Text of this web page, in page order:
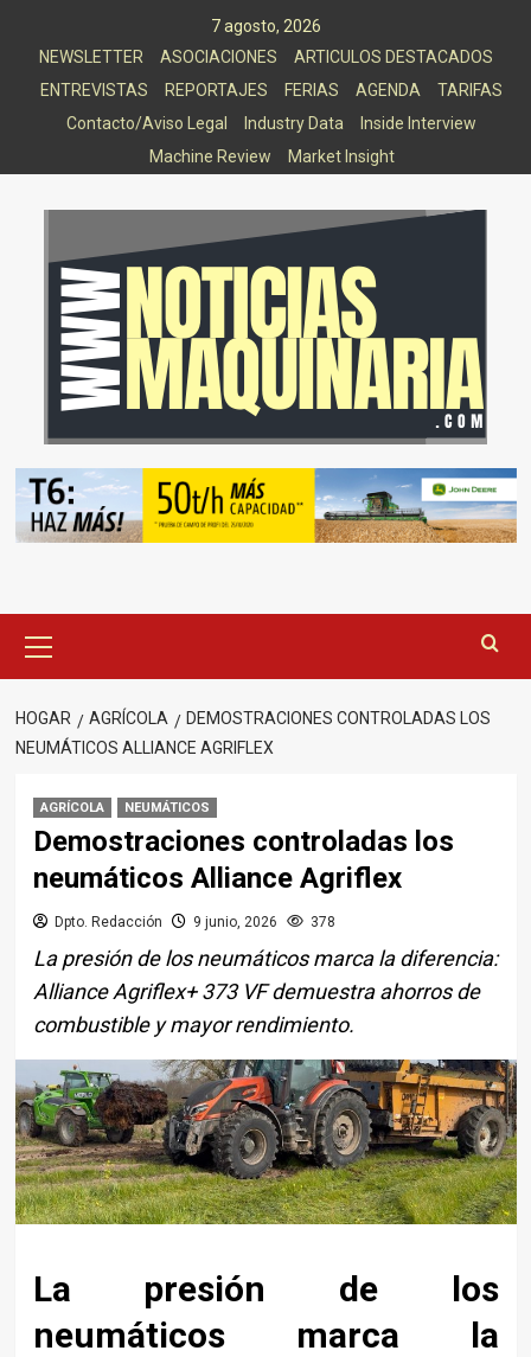
7 agosto, 2026
NEWSLETTER
ASOCIACIONES
ARTICULOS DESTACADOS
ENTREVISTAS
REPORTAJES FERIAS AGENDA
TARIFAS
Contacto/Aviso Legal
Industry Data
Inside Interview
Machine Review
Market Insight
principal
HOGAR AGRÍCOLA
DEMOSTRACIONES CONTROLADAS LOS
NEUMÁTICOS ALLIANCE AGRIFLEX
AGRÍCOLA NEUMÁTICOS
Demostraciones controladas los
neumáticos Alliance Agriflex
Dpto. Redacción 9 junio, 2026 378
La presión de los neumáticos marca la diferencia:
Alliance Agriflex+ 373 VF demuestra ahorros de
combustible y mayor rendimiento.
La presión de los
neumáticos marca la